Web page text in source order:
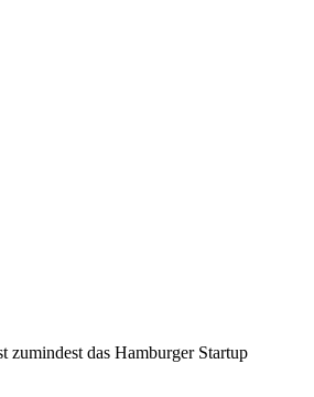
zumindest das Hamburger Startup